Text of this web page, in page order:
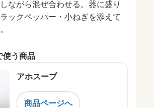
ながら混ぜ合わせる。器に盛り
ックペッパー・小ねぎを添えて
使う商品
アホスープ
商品ページへ